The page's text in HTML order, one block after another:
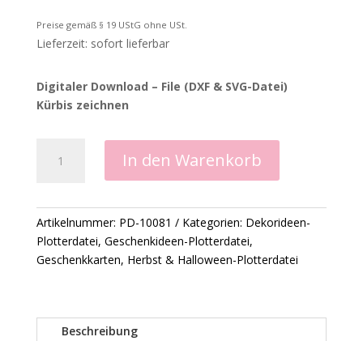
Preise gemäß § 19 UStG ohne USt.
Lieferzeit: sofort lieferbar
Digitaler Download – File (DXF & SVG-Datei)
Kürbis zeichnen
zeichnen
Menge
In den Warenkorb
Artikelnummer: PD-10081 Kategorien: Dekorideen-
Plotterdatei, Geschenkideen-Plotterdatei,
Geschenkkarten, Herbst & Halloween-Plotterdatei
Beschreibung